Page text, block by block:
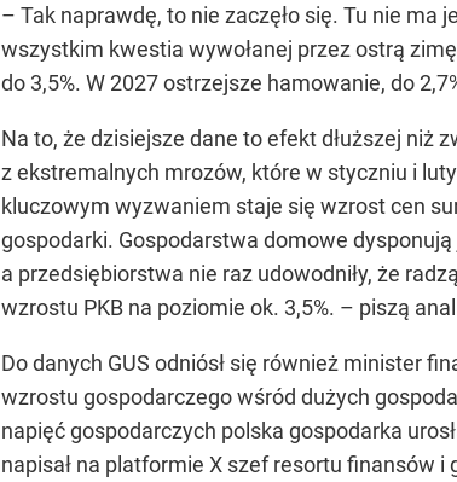
– Tak naprawdę, to nie zaczęło się. Tu nie
wszystkim kwestia wywołanej przez ostrą
do 3,5%. W 2027 ostrzejsze hamowanie, do
Na to, że dzisiejsze dane to efekt dłuższej niż
z ekstremalnych mrozów, które w styczniu i
kluczowym wyzwaniem staje się wzrost cen
gospodarki. Gospodarstwa domowe
a przedsiębiorstwa nie raz udowodniły, że
wzrostu PKB na poziomie ok. 3,5%. – piszą
Do danych GUS odniósł się również minister
wzrostu gospodarczego wśród dużych
napięć gospodarczych polska gospodarka
napisał na platformie X szef resortu finansów i